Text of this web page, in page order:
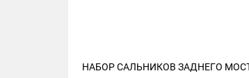
НАБОР САЛЬНИКОВ ЗАДНЕГО